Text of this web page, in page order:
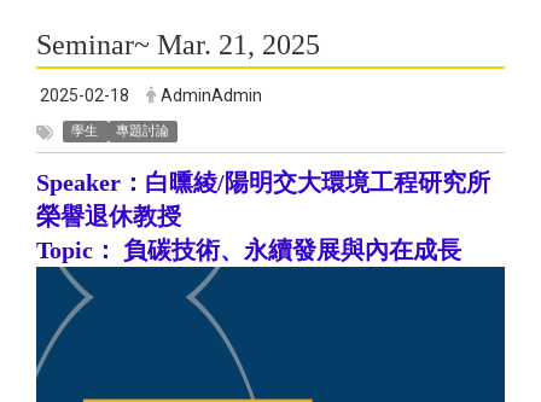
Seminar~ Mar. 21, 2025
2025-02-18 AdminAdmin
學生 專題討論
Speaker ：白曛綾/陽明交大環境工程研究所
榮譽退休教授
Topic ： 負碳技術、永續發展與內在成長